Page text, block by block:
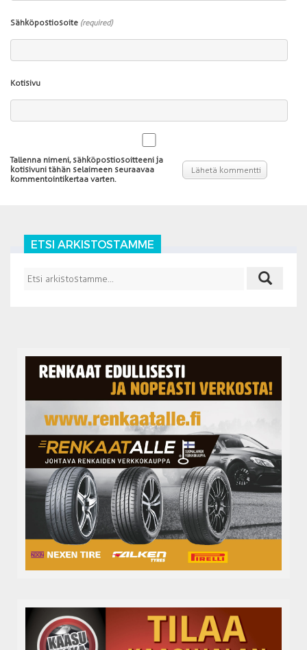
Sähköpostiosoite (required)
Kotisivu
Tallenna nimeni, sähköpostiosoitteeni ja
kotisivuni tähän selaimeen seuraavaa
kommentointikertaa varten.
ETSI ARKISTOSTAMME